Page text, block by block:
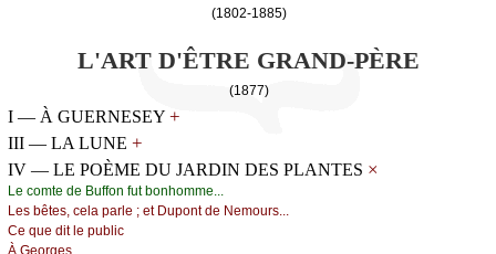
(1802-1885)
L'ART D'ÊTRE GRAND-PÈRE
(1877)
I — À GUERNESEY +
III — LA LUNE +
IV — LE POÈME DU JARDIN DES PLANTES ×
Lе соmtе dе Βuffоn fut bоnhоmmе...
Lеs bêtеs, сеlа pаrlе ; еt Dupоnt dе Νеmоurs...
Се quе dit lе publiс
À Gеоrgеs